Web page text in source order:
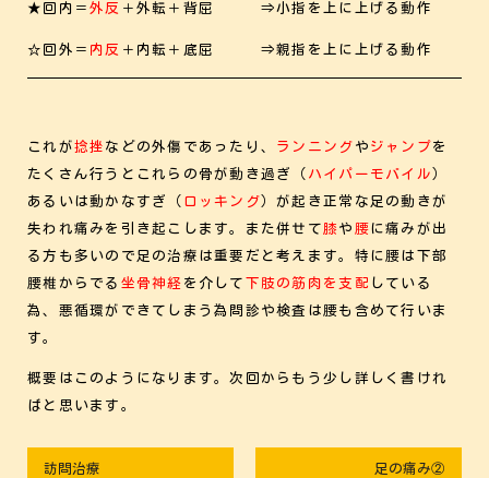
★回内＝外反 ＋外転＋背屈 ⇒小指を上に上げる動作
☆回外＝ 内反 ＋内転＋底屈 ⇒親指を上に上げる動作
これが捻挫 などの外傷であったり、 ランニング や ジャンプを
たくさん行うとこれらの骨が動き過ぎ（ ハイパーモバイル ）
あるいは動かなすぎ（ ロッキング）が起き正常な足の動きが
失われ痛みを引き起こします。また併せて膝や 腰に痛みが出
る方も多いので足の治療は重要だと考えます。特に腰は下部
腰椎からでる 坐骨神経 を介して 下肢の筋肉を支配 している
為、悪循環ができてしまう為問診や検査は腰も含めて行いま
す。
概要はこのようになります。次回からもう少し詳しく書けれ
ばと思います。
訪問治療 足の痛み②